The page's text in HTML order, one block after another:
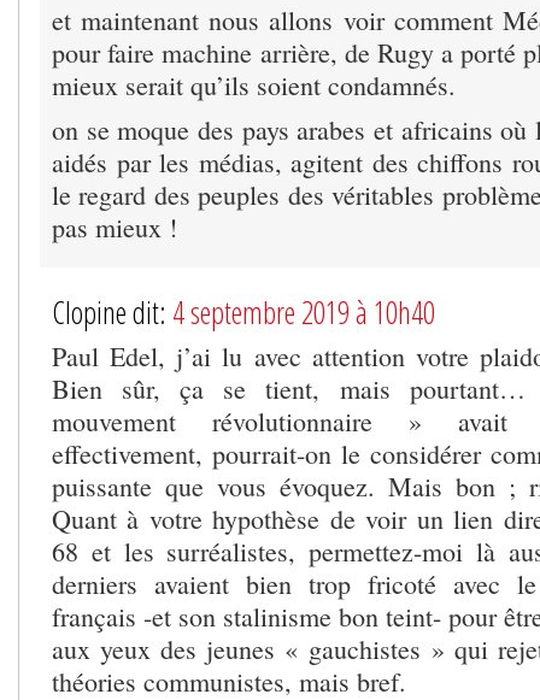
et maintenant nous allons voir comment
pour faire machine arrière, de Rugy a porté
mieux serait qu’ils soient condamnés.
on se moque des pays arabes et africains où
aidés par les médias, agitent des chiffons
le regard des peuples des véritables
pas mieux !
Clopine dit: 4 septembre 2019 à 10h40
Paul Edel, j’ai lu avec attention votre
Bien sûr, ça se tient, mais
mouvement révolutionnaire » avait
effectivement, pourrait-on le considérer
puissante que vous évoquez. Mais bon ;
Quant à votre hypothèse de voir un lien
68 et les surréalistes, permettez-moi là
derniers avaient bien trop fricoté avec
français -et son stalinisme bon teint- pour
aux yeux des jeunes « gauchistes » qui
théories communistes, mais bref.